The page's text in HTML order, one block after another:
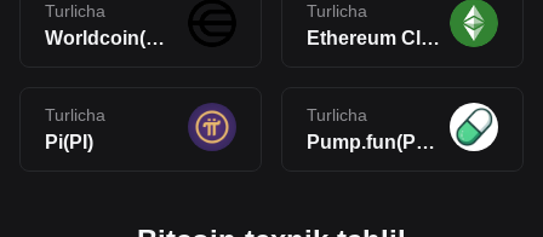
Turlicha
Worldcoin(WLD)
Turlicha
Ethereum Classic(ETC)
Turlicha
Pi(PI)
Turlicha
Pump.fun(PUMP)